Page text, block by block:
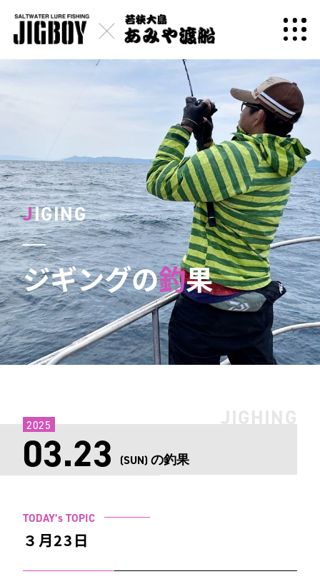
JIGING
ジギングの釣果
JIGHING
03.23 (SUN) の釣果
2025
TODAY’s TOPIC
３月23日